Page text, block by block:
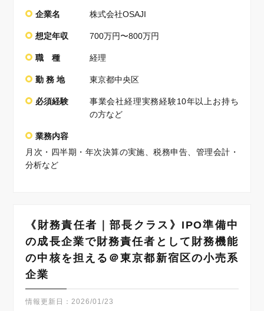
企業名 株式会社OSAJI
想定年収 700万円〜800万円
職 種 経理
勤 務 地 東京都中央区
必須経験
事業会社経理実務経験10年以上お持ち
の方など
業務内容
月次・四半期・年次決算の実施、税務申告、管理会計・
分析など
《財務責任者｜部長クラス》IPO準備中
の成長企業で財務責任者として財務機能
の中核を担える＠東京都新宿区の小売系
企業
情報更新日：2026/01/23